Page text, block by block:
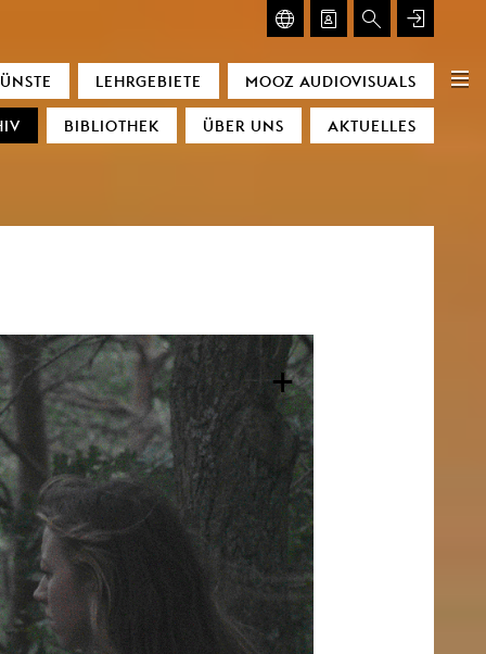
LEHRGEBIETE MOOZ AUDIOVISUALS
BIBLIOTHEK ÜBER UNS AKTUELLES
+
of time
Glasmoog